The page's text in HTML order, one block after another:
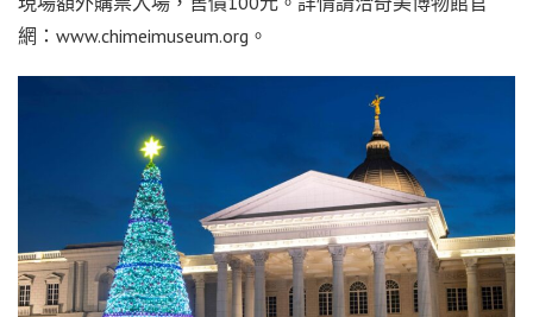
網：www.chimeimuseum.org。